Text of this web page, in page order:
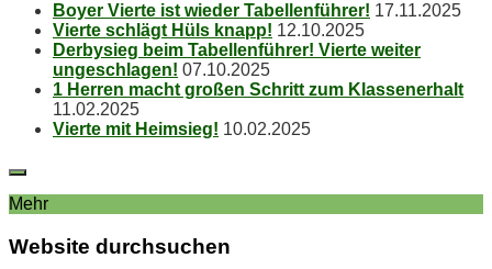
Boy­er Vier­te ist wie­der Tabellenführer! 17.11.2025
Vier­te schlägt Hüls knapp! 12.10.2025
Der­by­sieg beim Ta­bel­len­füh­rer! Vier­te wei­ter
ungeschlagen! 07.10.2025
1 Her­ren macht gro­ßen Schritt zum Klassenerhalt
11.02.2025
Vier­te mit Heimsieg! 10.02.2025
Mehr
Web­site durchsuchen